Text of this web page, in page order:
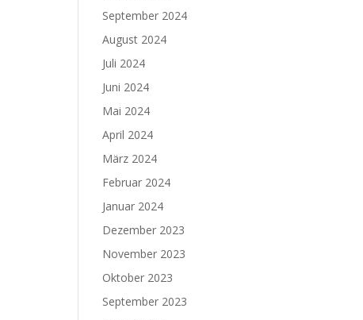
September 2024
August 2024
Juli 2024
Juni 2024
Mai 2024
April 2024
März 2024
Februar 2024
Januar 2024
Dezember 2023
November 2023
Oktober 2023
September 2023